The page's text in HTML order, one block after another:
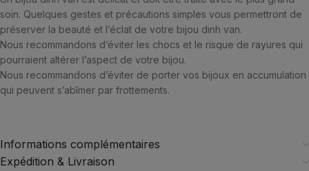
soin. Quelques gestes et précautions simples vous permettront de
préserver la beauté et l’éclat de votre bijou dinh van.
Nous recommandons d’éviter les chocs et le risque de rayures qui
pourraient altérer l’aspect de votre bijou.
Nous recommandons d’éviter de porter vos bijoux en accumulation
qui peuvent s’abîmer par frottements.
Informations complémentaires
Expédition & Livraison